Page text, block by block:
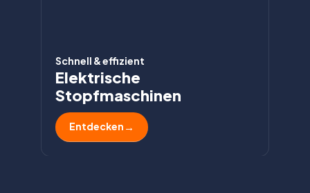
Schnell & effizient
Elektrische
Stopfmaschinen
Entdecken